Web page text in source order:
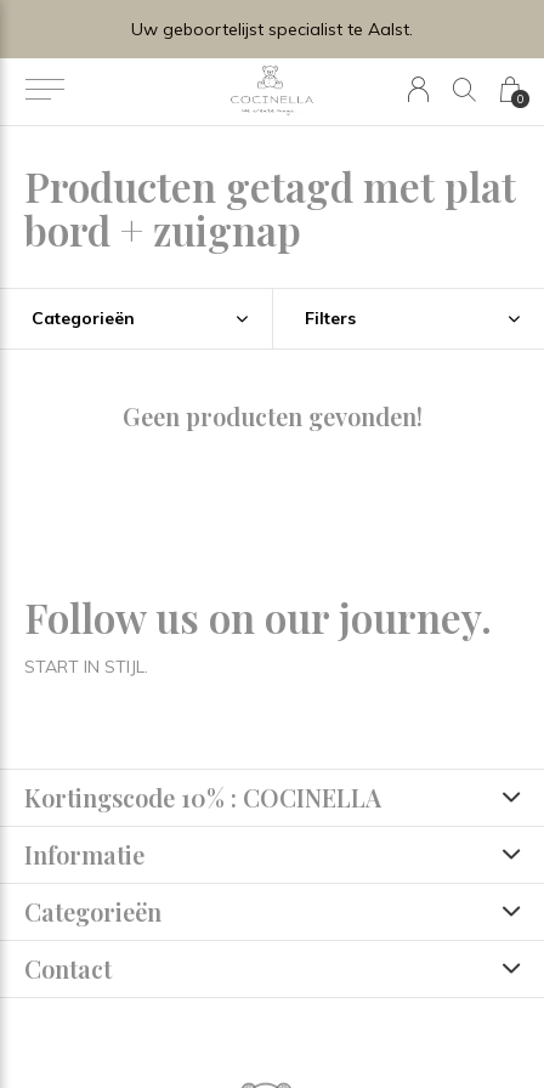
0
Uw geboortelijst specialist te Aalst.
Producten getagd met plat
bord + zuignap
Categorieën Filters
Geen producten gevonden!
Follow us on our journey.
START IN STIJL.
Kortingscode 10% : COCINELLA
Informatie
Categorieën
Contact